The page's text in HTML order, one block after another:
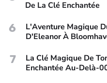
De La Clé Enchantée
6
L'Aventure Magique
D'Eleanor À
7
La Clé Magique De
Enchantée Au-Delà-